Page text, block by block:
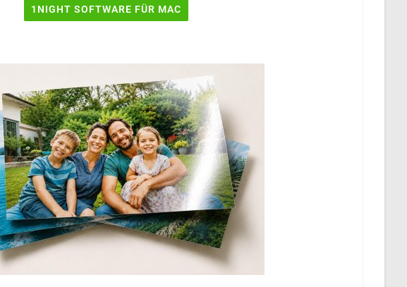
30x40 30x42
1NIGHT SOFTWARE FÜR MAC